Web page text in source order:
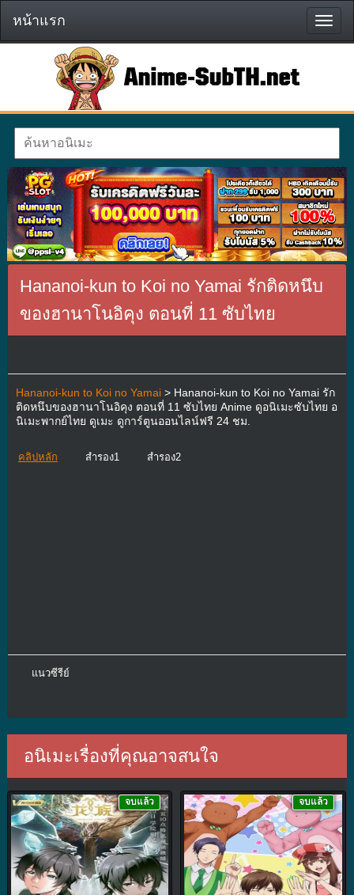
หน้า
แรก
หน้าแรก
Hananoi-kun to Koi no Yamai รักติดหนึบ
ของฮานาโนอิคุง ตอนที่ 11 ซับไทย
Hananoi-kun to Koi no Yamai> Hananoi-kun to Koi no Yamai รัก
ติดหนึบของฮานาโนอิคุง ตอนที่ 11 ซับไทย Anime ดูอนิเมะซับไทย อ
นิเมะพากย์ไทย ดูเมะ ดูการ์ตูนออนไลน์ฟรี 24 ชม.
คลิปหลัก สำรอง1 สำรอง2
แนวซีรีย์
อนิเมะเรื่องที่คุณอาจสนใจ
จบแล้ว จบแล้ว